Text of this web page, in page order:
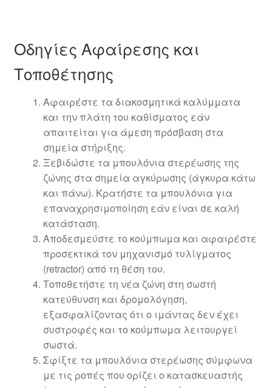
Οδηγίες Αφαίρεσης και
Τοποθέτησης
Αφαιρέστε τα διακοσμητικά καλύμματα
και την πλάτη του καθίσματος εάν
απαιτείται για άμεση πρόσβαση στα
σημεία στήριξης.
Ξεβιδώστε τα μπουλόνια στερέωσης της
ζώνης στα σημεία αγκύρωσης (άγκυρα κάτω
και πάνω). Κρατήστε τα μπουλόνια για
επαναχρησιμοποίηση εάν είναι σε καλή
κατάσταση.
Αποδεσμεύστε το κούμπωμα και αφαιρέστε
προσεκτικά τον μηχανισμό τυλίγματος
(retractor) από τη θέση του.
Τοποθετήστε τη νέα ζώνη στη σωστή
κατεύθυνση και δρομολόγηση,
εξασφαλίζοντας ότι ο ιμάντας δεν έχει
συστροφές και το κούμπωμα λειτουργεί
σωστά.
Σφίξτε τα μπουλόνια στερέωσης σύμφωνα
με τις ροπές που ορίζει ο κατασκευαστής